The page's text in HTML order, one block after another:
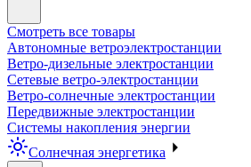
Смотреть все товары
Автономные ветроэлектростанции
Ветро-дизельные электростанции
Сетевые ветро-электростанции
Ветро-солнечные электростанции
Передвижные электростанции
Системы накопления энергии
Солнечная энергетика